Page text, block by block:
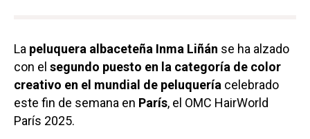
La peluquera albaceteña Inma Liñán se ha alzado
con el segundo puesto en la categoría de color
creativo en el mundial de peluquería celebrado
este fin de semana en París, el OMC HairWorld
París 2025.